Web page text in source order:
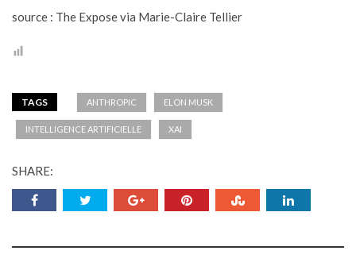
source : The Expose via Marie-Claire Tellier
TAGS ANTHROPIC ELON MUSK
INTELLIGENCE ARTIFICIELLE XAI
SHARE: